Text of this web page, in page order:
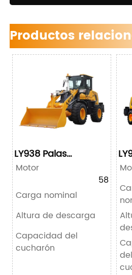
Productos
LY938 Palas
Cargadoras
Motor
58KW/
Carga nominal
Altura de descarga
Capacidad del
cucharón
del